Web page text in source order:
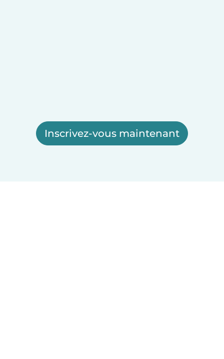
Inscrivez-vous maintenant